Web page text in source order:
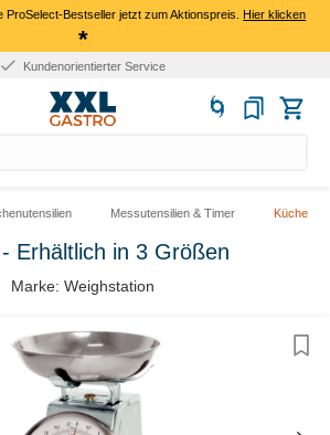
ProSelect-Bestseller jetzt zum Aktionspreis.Hier klicken
*
Kundenorientierter Service
Messutensilien & Timer
Erhältlich in 3 Größen
Marke: Weighstation